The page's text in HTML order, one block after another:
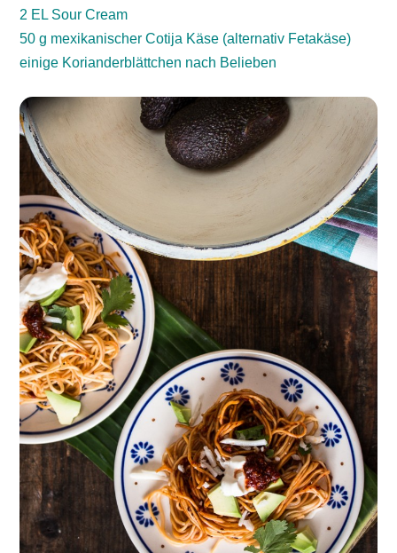
2 EL Sour Cream
50 g mexikanischer Cotija Käse (alternativ Fetakäse)
einige Korianderblättchen nach Belieben